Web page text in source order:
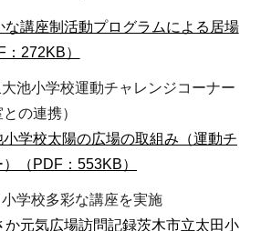
な講座制活動プログラムによる居場
272KB）
池小学校運動チャレンジコーナー
の連携）
学校太陽の広場の取組み（運動チ
（PDF：553KB）
学校多彩な講座を実施
か元気広場訪問記録茨木市立太田小